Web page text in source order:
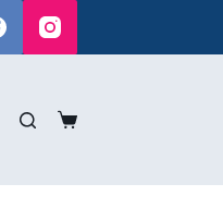
Indkøbskurv